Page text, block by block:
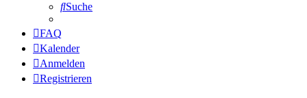
Suche
FAQ
Kalender
Anmelden
Registrieren